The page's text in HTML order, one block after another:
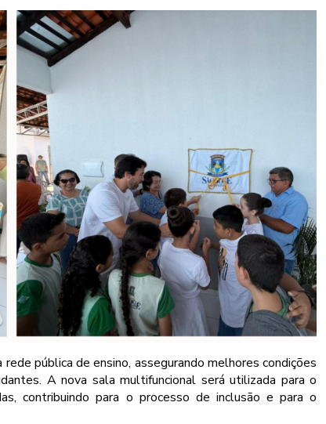
pública de ensino, assegurando melhores condições
A nova sala multifuncional será utilizada para o
contribuindo para o processo de inclusão e para o